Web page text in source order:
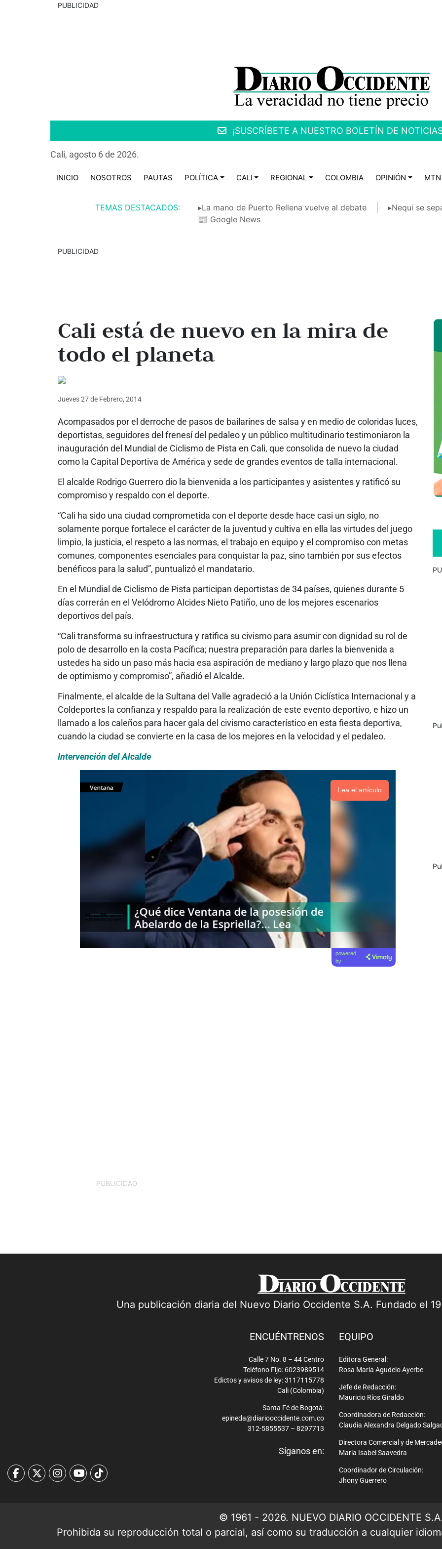
PUBLICIDAD
¡SUSCRÍBETE A NUESTRO BOLETÍN DE
Cali, agosto 6 de 2026.
INICIO NOSOTROS PAUTAS POLÍTICA CALI REGIONAL COLOMBIA OPINIÓN MTN
TEMAS DESTACADOS: ▸La mano de Puerto Rellena vuelve al debate
▸Nequi se
📰 Google News
PUBLICIDAD
Cali está de nuevo en la mira de
todo el planeta
Jueves 27de Febrero, 2014
Acompasados por el derroche de pasos de bailarines de salsa y en medio de coloridas luces,
deportistas, seguidores del frenesí del pedaleo y un público multitudinario testimoniaron la
inauguración del Mundial de Ciclismo de Pista en Cali, que consolida de nuevo la ciudad
como la Capital Deportiva de América y sede de grandes eventos de talla internacional.
El alcalde Rodrigo Guerrero dio la bienvenida a los participantes y asistentes y ratificó su
compromiso y respaldo con el deporte.
“Cali ha sido una ciudad comprometida con el deporte desde hace casi un siglo, no
solamente porque fortalece el carácter de la juventud y cultiva en ella las virtudes del juego
limpio, la justicia, el respeto a las normas, el trabajo en equipo y el compromiso con metas
comunes, componentes esenciales para conquistar la paz, sino también por sus efectos
benéficos para la salud”, puntualizó el mandatario.
En el Mundial de Ciclismo de Pista participan deportistas de 34 países, quienes durante 5
días correrán en el Velódromo Alcides Nieto Patiño, uno de los mejores escenarios
deportivos del país.
“Cali transforma su infraestructura y ratifica su civismo para asumir con dignidad su rol de
polo de desarrollo en la costa Pacífica; nuestra preparación para darles la bienvenida a
ustedes ha sido un paso más hacia esa aspiración de mediano y largo plazo que nos llena
de optimismo y compromiso”, añadió el Alcalde.
Finalmente, el alcalde de la Sultana del Valle agradeció a la Unión Ciclística Internacional y a
Coldeportes la confianza y respaldo para la realización de este evento deportivo, e hizo un
llamado a los caleños para hacer gala del civismo característico en esta fiesta deportiva,
cuando la ciudad se convierte en la casa de los mejores en la velocidad y el pedaleo.
Intervención del Alcalde
Lea el artículo
powered
by
PUBLICIDAD
Una publicación diaria del Nuevo Diario Occidente S.A. Fundado el
ENCUÉNTRENOS
Calle 7 No. 8 – 44 Centro
Teléfono Fijo: 6023989514
Edictos y avisos de ley: 3117115778
Cali (Colombia)
Santa Fé de Bogotá:
epineda@diariooccidente.com.co
312-5855537 – 8297713
Síganos en:
EQUIPO
Editora General:
Rosa María Agudelo Ayerbe
Jefe de Redacción:
Mauricio Ríos Giraldo
Coordinadora de Redacción:
Claudia Alexandra Delgado
Directora Comercial y de
Maria Isabel Saavedra
Coordinador de Circulación:
Jhony Guerrero
© 1961 - 2026. NUEVO DIARIO OCCIDENTE
Prohibida su reproducción total o parcial, así como su traducción a cualquier